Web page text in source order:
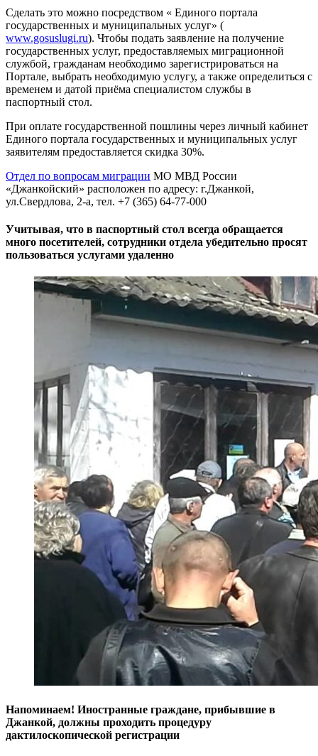
Сделать это можно посредством « Единого портала
государственных и муниципальных услуг» (
www.gosuslugi.ru). Чтобы подать заявление на получение
государственных услуг, предоставляемых миграционной
службой, гражданам необходимо зарегистрироваться на
Портале, выбрать необходимую услугу, а также определиться с
временем и датой приёма специалистом службы в
паспортный стол.
При оплате государственной пошлины через личный кабинет
Единого портала государственных и муниципальных услуг
заявителям предоставляется скидка 30%.
Отдел по вопросам миграции МО МВД России
«Джанкойский» расположен по адресу: г.Джанкой,
ул.Свердлова, 2-а, тел. +7 (365) 64-77-000
Учитывая, что в паспортный стол всегда обращается
много посетителей, сотрудники отдела убедительно просят
пользоваться услугами удаленно
Напоминаем! Иностранные граждане, прибывшие в
Джанкой, должны проходить процедуру
дактилоскопической регистрации